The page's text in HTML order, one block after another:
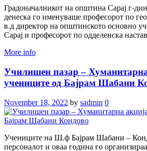
Градоначалникот на општина Сарај г-
денеска го именуваше професорот по
в.д директор на општинското основно
Сарај и професорот по одделенска
More info
Училишен пазар –
учениците од Бајрам Шабани
November 18, 2022 by sadmin 0
Учениците на Ш.ф Бајрам Шабани –
персоналот и оваа година го